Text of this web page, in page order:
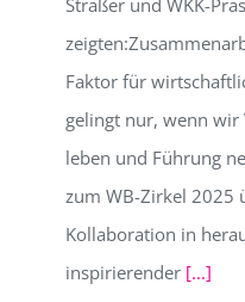
Faktor für
gelingt nur, wenn wir
leben und Führung
zum WB-Zirkel 2025
Kollaboration in
inspirierender [...]